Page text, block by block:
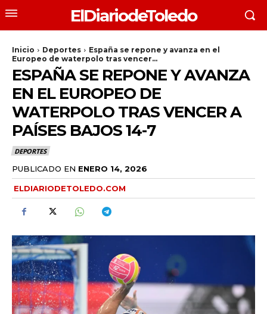
ElDiariodeToledo
Inicio Deportes
España se repone y avanza en el
Europeo de waterpolo tras vencer...
ESPAÑA SE REPONE Y AVANZA
EN EL EUROPEO DE
WATERPOLO TRAS VENCER A
PAÍSES BAJOS 14-7
DEPORTES
PUBLICADO EN ENERO 14, 2026
ELDIARIODETOLEDO.COM